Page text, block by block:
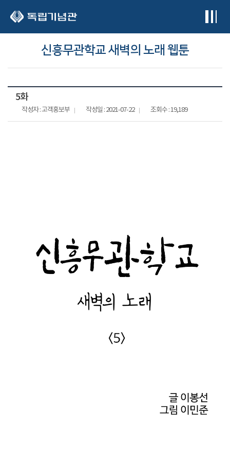
신흥무관학교 새벽의 노래 웹툰
5화
작성자 : 고객홍보부 작성일 : 2021-07-22 조회수 : 19,189